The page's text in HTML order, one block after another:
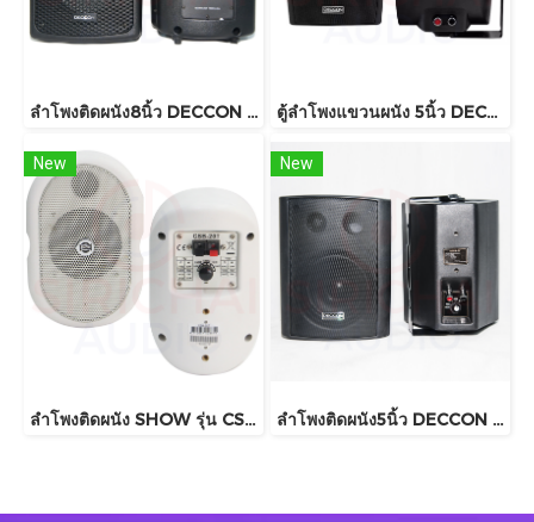
ลำโพงติดผนัง8นิ้ว DECCON รุ่น PV8 , PV8t ราคาต่อคู่ 800วัต์ พร้อมขาแขวน ตู้ลำโพงแขวนผนัง 5นิ้ว DECCON รุ่น SERN5B
New
ลำโพงติดผนัง SHOW รุ่น CSB-20T , CSB-20
New
ลำโพงติดผนัง5นิ้ว DECCON รุ่น SOON 5V